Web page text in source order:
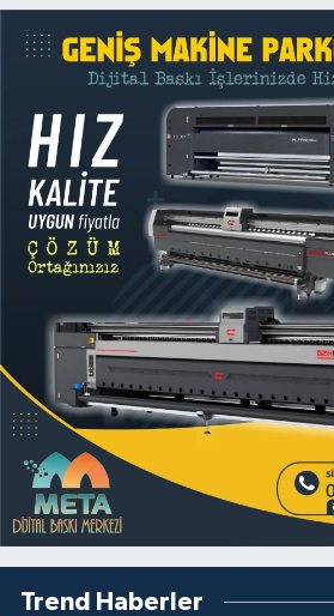
Trend Haberler